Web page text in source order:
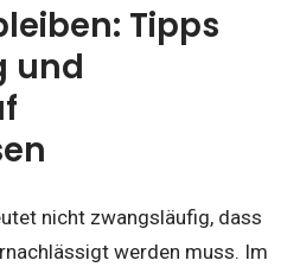
Tipps
und
nicht zwangsläufig, dass
werden muss. Im